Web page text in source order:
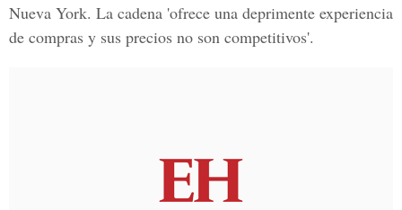
Nueva York. La cadena 'ofrece una deprimente experiencia
de compras y sus precios no son competitivos'.